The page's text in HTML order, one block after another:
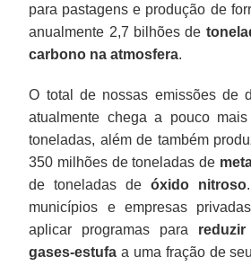
para pastagens e produção de
anualmente 2,7 bilhões de
carbono na atmosfera.
O total de nossas emissões de
atualmente chega a pouco
toneladas, além de também
350 milhões de toneladas de
de toneladas de óxido nitroso
municípios e empresas
aplicar programas para
gases-estufa a uma fração de